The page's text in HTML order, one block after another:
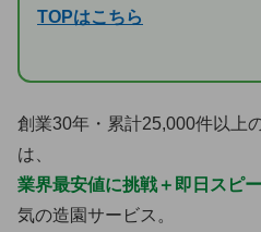
TOPはこちら
創業30年・累計25,000件以上
は、
業界最安値に挑戦＋即日スピ
気の造園サービス。